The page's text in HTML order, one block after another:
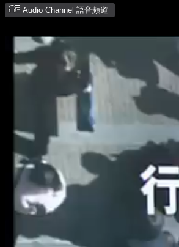
Audio Channel 語音頻道